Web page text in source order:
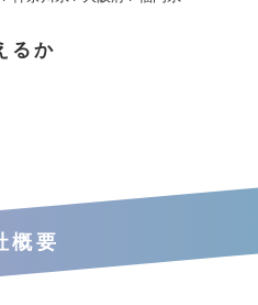
るか
概要